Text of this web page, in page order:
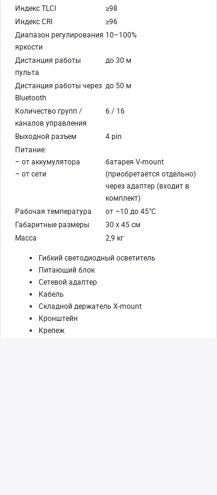
Индекс TLCI
≥98
Индекс CRI
≥96
Диапазон регулирования
яркости
10–100%
Дистанция работы
пульта
до 30 м
Дистанция работы через
Bluetooth
до 50 м
Количество групп /
каналов управления
6 / 16
Выходной разъем
4 pin
Питание:
– от аккумулятора
– от сети
батарея V-mount
(приобретается отдельно)
через адаптер (входит в
комплект)
Рабочая температура
от –10 до 45°С
Габаритные размеры
30 х 45 см
Масса
2,9 кг
Гибкий светодиодный осветитель
Питающий блок
Сетевой адаптер
Кабель
Складной держатель X-mount
Кронштейн
Крепеж